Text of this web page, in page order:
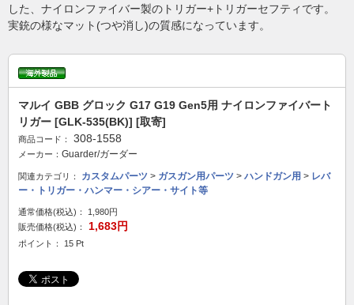
した、ナイロンファイバー製のトリガー+トリガーセフティです。
実銃の様なマット(つや消し)の質感になっています。
マルイ GBB グロック G17 G19 Gen5用 ナイロンファイバート
リガー [GLK-535(BK)] [取寄]
商品コード： 308-1558
メーカー： Guarder/ガーダー
関連カテゴリ： カスタムパーツ > ガスガン用パーツ > ハンドガン用 > レバ
ー・トリガー・ハンマー・シアー・サイト等
通常価格(税込)：
1,980円
販売価格(税込)：
1,683円
ポイント： 15 Pt